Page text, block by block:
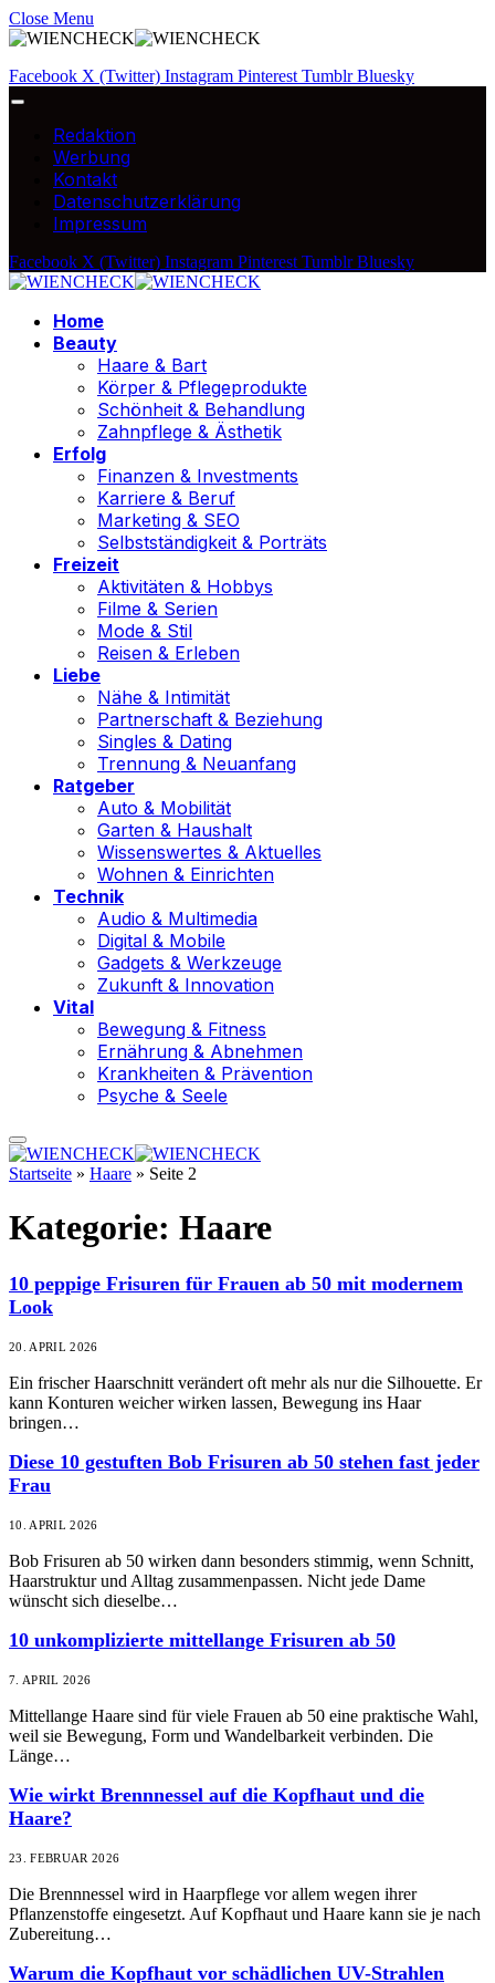
Close Menu
Facebook X (Twitter) Instagram Pinterest Tumblr Bluesky
Redaktion
Werbung
Kontakt
Datenschutzerklärung
Impressum
Facebook X (Twitter) Instagram Pinterest Tumblr Bluesky
Home
Beauty
Haare & Bart
Körper & Pflegeprodukte
Schönheit & Behandlung
Zahnpflege & Ästhetik
Erfolg
Finanzen & Investments
Karriere & Beruf
Marketing & SEO
Selbstständigkeit & Porträts
Freizeit
Aktivitäten & Hobbys
Filme & Serien
Mode & Stil
Reisen & Erleben
Liebe
Nähe & Intimität
Partnerschaft & Beziehung
Singles & Dating
Trennung & Neuanfang
Ratgeber
Auto & Mobilität
Garten & Haushalt
Wissenswertes & Aktuelles
Wohnen & Einrichten
Technik
Audio & Multimedia
Digital & Mobile
Gadgets & Werkzeuge
Zukunft & Innovation
Vital
Bewegung & Fitness
Ernährung & Abnehmen
Krankheiten & Prävention
Psyche & Seele
Startseite » Haare » Seite 2
Kategorie: Haare
10 peppige Frisuren für Frauen ab 50 mit modernem
Look
20. APRIL 2026
Ein frischer Haarschnitt verändert oft mehr als nur die Silhouette. Er
kann Konturen weicher wirken lassen, Bewegung ins Haar
bringen…
Diese 10 gestuften Bob Frisuren ab 50 stehen fast jeder
Frau
10. APRIL 2026
Bob Frisuren ab 50 wirken dann besonders stimmig, wenn Schnitt,
Haarstruktur und Alltag zusammenpassen. Nicht jede Dame
wünscht sich dieselbe…
10 unkomplizierte mittellange Frisuren ab 50
7. APRIL 2026
Mittellange Haare sind für viele Frauen ab 50 eine praktische Wahl,
weil sie Bewegung, Form und Wandelbarkeit verbinden. Die
Länge…
Wie wirkt Brennnessel auf die Kopfhaut und die
Haare?
23. FEBRUAR 2026
Die Brennnessel wird in Haarpflege vor allem wegen ihrer
Pflanzenstoffe eingesetzt. Auf Kopfhaut und Haare kann sie je nach
Zubereitung…
Warum die Kopfhaut vor schädlichen UV-Strahlen